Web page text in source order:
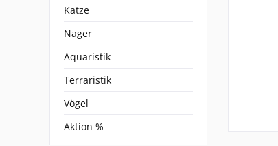
Katze
Nager
Aquaristik
Terraristik
Vögel
Aktion %